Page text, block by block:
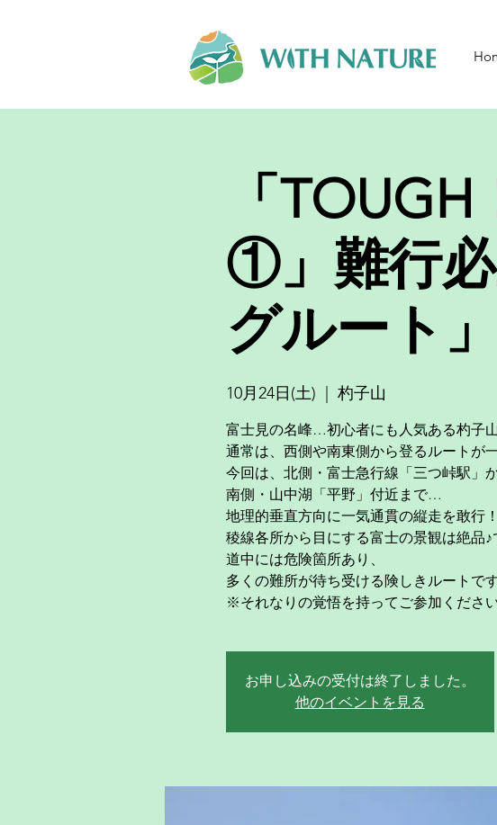
「
①」難行
グルート
10月24日(土) 杓子山
富士見の名峰…初心者にも人気ある杓子
通常は、西側や南東側から登るルートが
今回は、北側・富士急行線「三つ峠駅」
南側・山中湖「平野」付近まで…
地理的垂直方向に一気通貫の縦走を敢行！
稜線各所から目にする富士の景観は絶品♪
道中には危険箇所あり、
多くの難所が待ち受ける険しきルートです
※それなりの覚悟を持ってご参加くださ
お申し込みの受付は終了しました。
他のイベントを見る